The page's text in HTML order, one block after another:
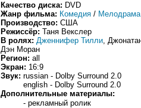
Качество диска: DVD
Жанр фильма: Комедия / Мелодрама
Производство: США
Режиссёр: Таня Векслер
В ролях: Дженнифер Тилли,
Дэн Моран
Регион: all
Экран: 16:9
Звук: russian - Dolby Surround 2.0
english - Dolby Surround 2.0
Дополнительные материалы:
- рекламный ролик